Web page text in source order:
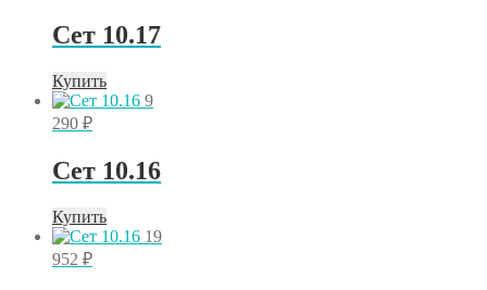
Сет 10.17
Купить
9
290 ₽
Сет 10.16
Купить
19
952 ₽